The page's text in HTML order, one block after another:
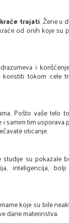
trajati. Žene u
od onih koje su
i
tokom cele
Pošto vaše telo
samim tim usporava
oticanje.
studije su pokazale
inteligencija,
koje su bile
dane materinstva.